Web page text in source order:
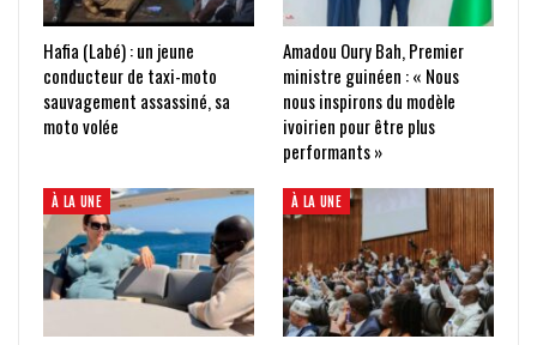
Hafia (Labé) : un jeune
conducteur de taxi-moto
sauvagement assassiné, sa
moto volée
Amadou Oury Bah, Premier
ministre guinéen : « Nous
nous inspirons du modèle
ivoirien pour être plus
performants »
À LA UNE À LA UNE